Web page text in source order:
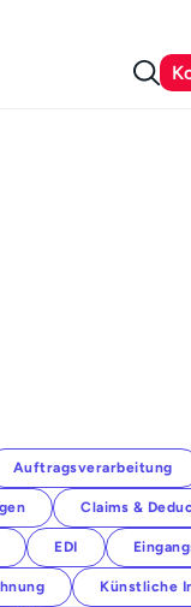
Auftragsverarbeitung
Claims &
EDI
Künstliche